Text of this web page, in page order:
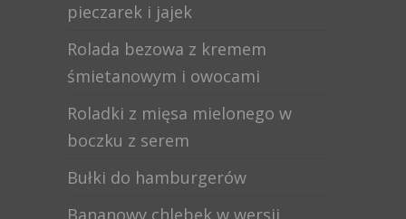
pieczarek i jajek
Rolada bezowa z kremem
śmietanowym i owocami
Roladki z mięsa mielonego w
boczku z serem
Bułki do hamburgerów